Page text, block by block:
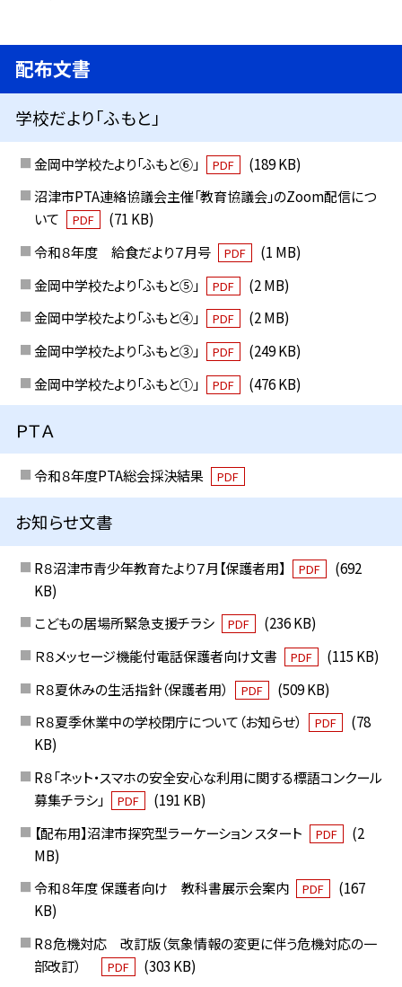
配布文書
学校だより「ふもと」
金岡中学校たより「ふもと⑥」 PDF
(189 KB)
沼津市PTA連絡協議会主催「教育協議会」のZoom配信につ
いて
PDF
(71 KB)
令和８年度 給食だより７月号
PDF
(1 MB)
金岡中学校たより「ふもと⑤」
PDF
(2 MB)
金岡中学校たより「ふもと④」
PDF
(2 MB)
金岡中学校たより「ふもと③」
PDF
(249 KB)
金岡中学校たより「ふもと①」
PDF (476 KB)
ＰＴＡ
令和８年度PTA総会採決結果 PDF
お知らせ文書
R８沼津市青少年教育たより７月【保護者用】 PDF
(692
KB)
こどもの居場所緊急支援チラシ
PDF
(236 KB)
Ｒ８メッセージ機能付電話保護者向け文書
PDF
(115 KB)
Ｒ８夏休みの生活指針（保護者用）
PDF
(509 KB)
Ｒ８夏季休業中の学校閉庁について（お知らせ）
PDF
(78
KB)
R８「ネット・スマホの安全安心な利用に関する標語コンクール
募集チラシ」
PDF
(191 KB)
【配布用】沼津市探究型ラーケーション スタート
PDF
(2
MB)
令和８年度 保護者向け 教科書展示会案内
PDF
(167
KB)
R８危機対応 改訂版（気象情報の変更に伴う危機対応の一
部改訂）
PDF
(303 KB)